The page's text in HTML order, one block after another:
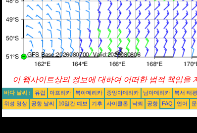
이 웹사이트상의 정보에 대하여 어떠한 법적 책임을
바다 날씨 : 유럽 아프리카 북아메리카 중앙아메리카 남아메리카 북서 태
위성 영상
공항 날씨 10일간 예보 기후 사이클론 낙뢰 공항 FAQ 언어